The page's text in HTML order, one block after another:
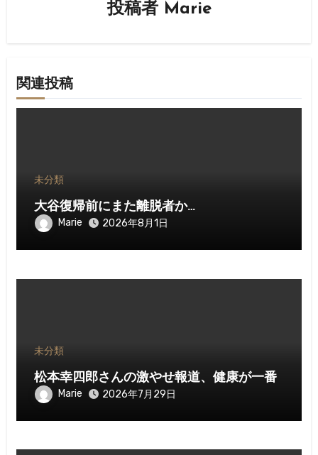
投稿者 Marie
関連投稿
未分類
大谷復帰前にまた離脱者か…
Marie 2026年8月1日
未分類
松本幸四郎さんの激やせ報道、健康が一番
Marie 2026年7月29日